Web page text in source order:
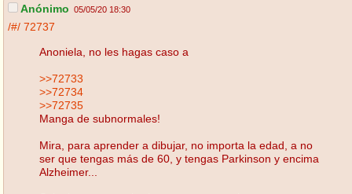
Anónimo 05/05/20 18:30
/#/ 72737
Anoniela, no les hagas caso a
>>72733
>>72734
>>72735
Manga de subnormales!
Mira, para aprender a dibujar, no importa la edad, a no
ser que tengas más de 60, y tengas Parkinson y encima
Alzheimer...